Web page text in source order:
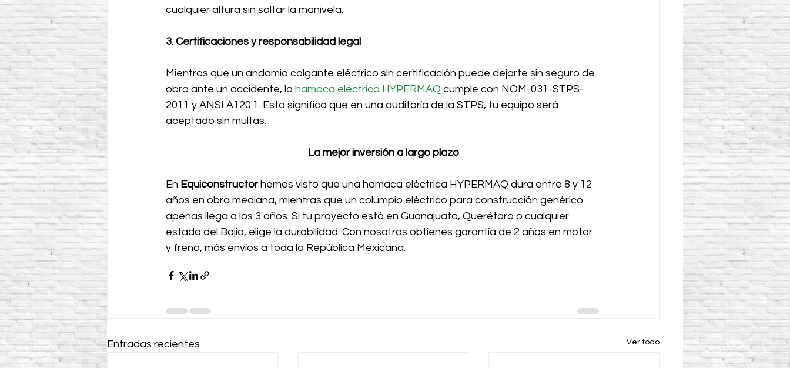
cualquier altura sin soltar la manivela.
3. Certificaciones y responsabilidad legal
Mientras que un andamio colgante eléctrico sin certificación puede dejarte sin seguro de
obra ante un accidente, la hamaca eléctrica HYPERMAQ cumple con NOM-031-STPS-
2011 y ANSI A120.1. Esto significa que en una auditoría de la STPS, tu equipo será
aceptado sin multas.
La mejor inversión a largo plazo
En Equiconstructor hemos visto que una hamaca eléctrica HYPERMAQ dura entre 8 y 12
años en obra mediana, mientras que un columpio eléctrico para construcción genérico
apenas llega a los 3 años. Si tu proyecto está en Guanajuato, Querétaro o cualquier
estado del Bajío, elige la durabilidad. Con nosotros obtienes garantía de 2 años en motor
y freno, más envíos a toda la República Mexicana.
Entradas recientes Ver todo